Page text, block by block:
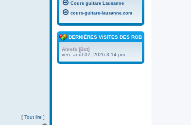
[ Tout lire ]
Cours guitare Lausanne
cours-guitare-lausanne.com
DERNIÈRES VISITES DES ROBOTS
Ahrefs [Bot]
ven. août 07, 2026 3:14 pm